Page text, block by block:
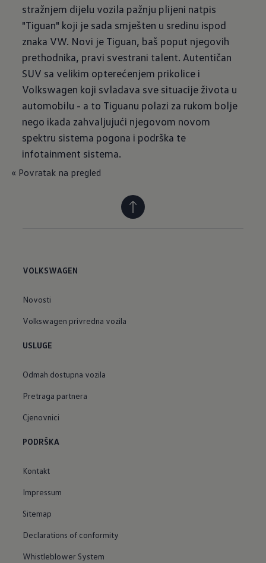
stražnjem dijelu vozila pažnju plijeni natpis
"Tiguan" koji je sada smješten u sredinu ispod
znaka VW. Novi je Tiguan, baš poput njegovih
prethodnika, pravi svestrani talent. Autentičan
SUV sa velikim opterećenjem prikolice i
Volkswagen koji svladava sve situacije života u
automobilu - a to Tiguanu polazi za rukom bolje
nego ikada zahvaljujući njegovom novom
spektru sistema pogona i podrška te
infotainment sistema.
« Povratak na pregled
VOLKSWAGEN
Novosti
Volkswagen privredna vozila
USLUGE
Odmah dostupna vozila
Pretraga partnera
Cjenovnici
PODRŠKA
Kontakt
Impressum
Sitemap
Declarations of conformity
Whistleblower System